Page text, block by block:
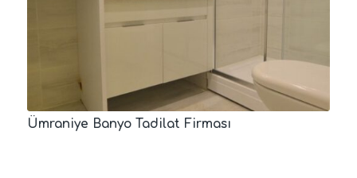
Ümraniye Banyo Tadilat Firması